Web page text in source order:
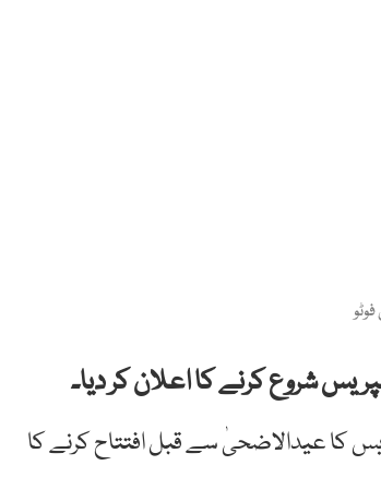
شروع کرنے کا اعلان کر دیا۔
کا عیدالاضحیٰ سے قبل افتتاح کرنے کا